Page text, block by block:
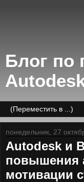
Блог по
понедельник, 27
Autodesk и
повышения
мотивации